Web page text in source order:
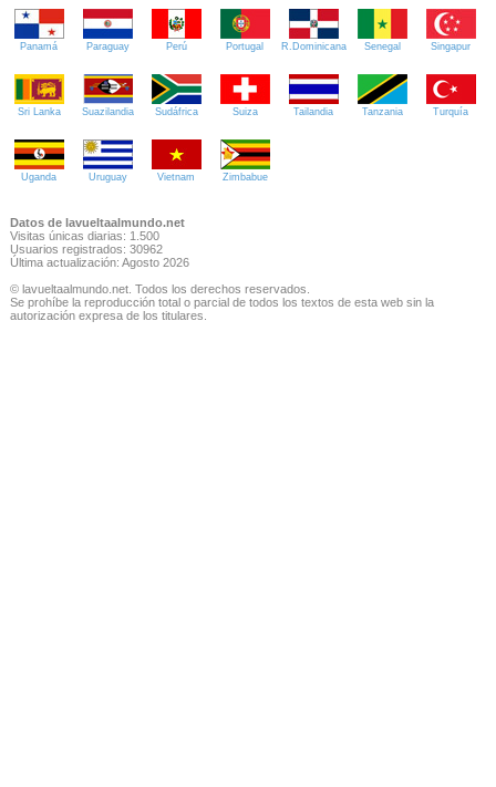
Panamá Paraguay Perú Portugal R.Dominicana Senegal Singapur
Sri Lanka Suazilandia Sudáfrica Suiza Tailandia Tanzania Turquía
Uganda Uruguay Vietnam Zimbabue
Datos de lavueltaalmundo.net
Visitas únicas diarias: 1.500
Usuarios registrados: 30962
Última actualización: Agosto 2026
© lavueltaalmundo.net. Todos los derechos reservados.
Se prohíbe la reproducción total o parcial de todos los textos de esta web sin la
autorización expresa de los titulares.